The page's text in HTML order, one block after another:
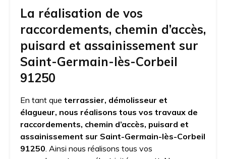
La réalisation de vos
raccordements, chemin d’accès,
puisard et assainissement sur
Saint-Germain-lès-Corbeil
91250
En tant que terrassier, démolisseur et
élagueur, nous réalisons tous vos travaux de
raccordements, chemin d’accès, puisard et
assainissement sur Saint-Germain-lès-Corbeil
91250 . Ainsi nous réalisons tous vos